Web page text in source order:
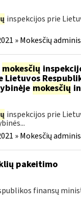
inspekcijos prie
» Mokesčių
mokesčių
Lietuvos
mokesčių
inspekcijos prie
» Mokesčių
pakeitimo
finansų